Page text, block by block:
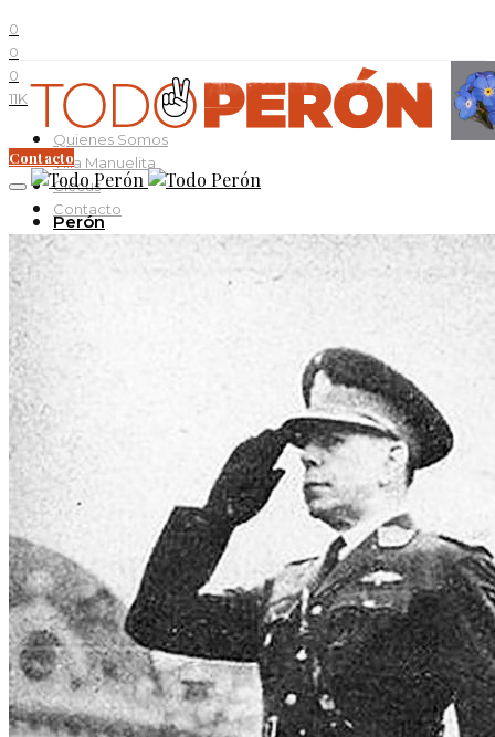
0
0
0
11K
Quienes Somos
Villa Manuelita
Ciccus
Contacto
Contacto
Perón
Evita
Documentos
Videos